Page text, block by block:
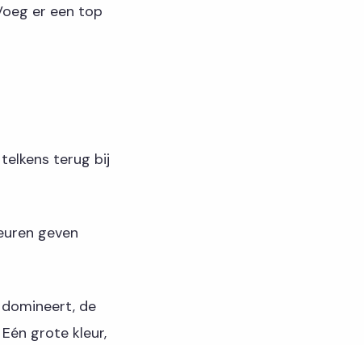
er een top
terug bij
geven
de
grote kleur,